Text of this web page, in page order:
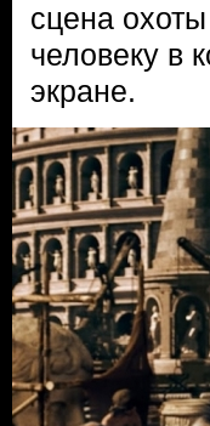
сцена
человеку в
экране.